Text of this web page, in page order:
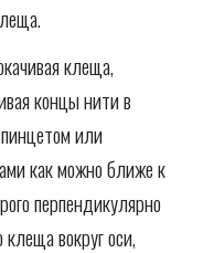
клеща,
концы нити в
или
как можно ближе к
перпендикулярно
клеща вокруг оси,